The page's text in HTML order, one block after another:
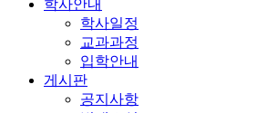
학사안내
학사일정
교과과정
입학안내
게시판
공지사항